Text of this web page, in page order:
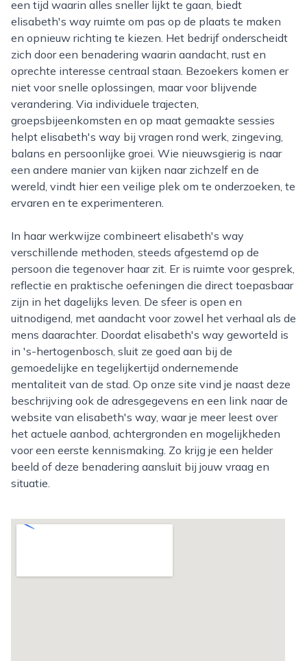
een tijd waarin alles sneller lijkt te gaan, biedt
elisabeth's way ruimte om pas op de plaats te maken
en opnieuw richting te kiezen. Het bedrijf onderscheidt
zich door een benadering waarin aandacht, rust en
oprechte interesse centraal staan. Bezoekers komen er
niet voor snelle oplossingen, maar voor blijvende
verandering. Via individuele trajecten,
groepsbijeenkomsten en op maat gemaakte sessies
helpt elisabeth's way bij vragen rond werk, zingeving,
balans en persoonlijke groei. Wie nieuwsgierig is naar
een andere manier van kijken naar zichzelf en de
wereld, vindt hier een veilige plek om te onderzoeken, te
ervaren en te experimenteren.
In haar werkwijze combineert elisabeth's way
verschillende methoden, steeds afgestemd op de
persoon die tegenover haar zit. Er is ruimte voor gesprek,
reflectie en praktische oefeningen die direct toepasbaar
zijn in het dagelijks leven. De sfeer is open en
uitnodigend, met aandacht voor zowel het verhaal als de
mens daarachter. Doordat elisabeth's way geworteld is
in 's-hertogenbosch, sluit ze goed aan bij de
gemoedelijke en tegelijkertijd ondernemende
mentaliteit van de stad. Op onze site vind je naast deze
beschrijving ook de adresgegevens en een link naar de
website van elisabeth's way, waar je meer leest over
het actuele aanbod, achtergronden en mogelijkheden
voor een eerste kennismaking. Zo krijg je een helder
beeld of deze benadering aansluit bij jouw vraag en
situatie.